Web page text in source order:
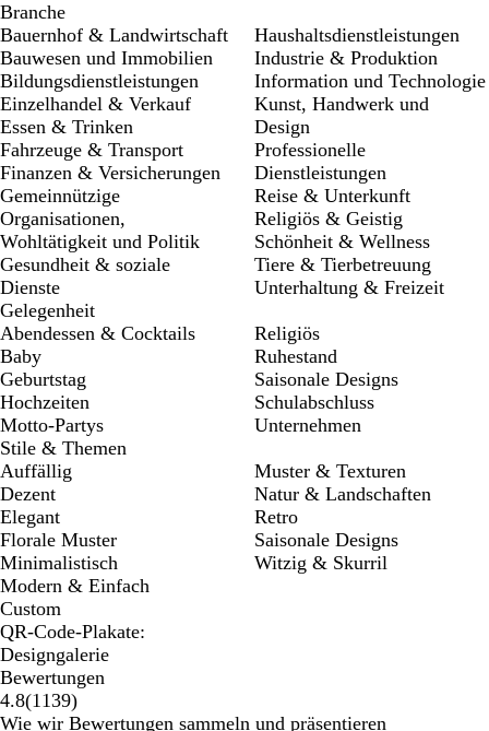
Branche
Bauernhof & Landwirtschaft
Bauwesen und Immobilien
Bildungsdienstleistungen
Einzelhandel & Verkauf
Essen & Trinken
Fahrzeuge & Transport
Finanzen & Versicherungen
Gemeinnützige
Organisationen,
Wohltätigkeit und Politik
Gesundheit & soziale
Dienste
Haushaltsdienstleistungen
Industrie & Produktion
Information und Technologie
Kunst, Handwerk und
Design
Professionelle
Dienstleistungen
Reise & Unterkunft
Religiös & Geistig
Schönheit & Wellness
Tiere & Tierbetreuung
Unterhaltung & Freizeit
Gelegenheit
Abendessen & Cocktails
Baby
Geburtstag
Hochzeiten
Motto-Partys
Religiös
Ruhestand
Saisonale Designs
Schulabschluss
Unternehmen
Stile & Themen
Auffällig
Dezent
Elegant
Florale Muster
Minimalistisch
Modern & Einfach
Muster & Texturen
Natur & Landschaften
Retro
Saisonale Designs
Witzig & Skurril
Custom
QR-Code-Plakate:
Designgalerie
Bewertungen
4.8(11391139
Bewertungen
)
Wie wir Bewertungen sammeln und präsentieren